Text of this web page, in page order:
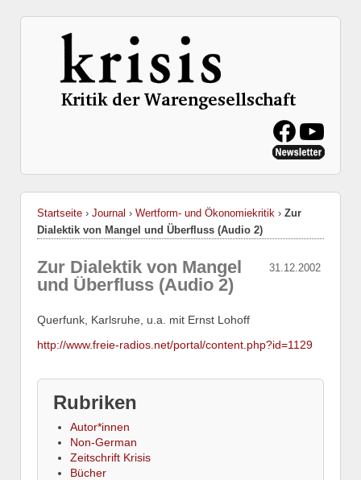
Startseite › Journal › Wertform- und Ökonomiekritik › Zur
Dialektik von Mangel und Überfluss (Audio 2)
31.12.2002
Zur Dialektik von Mangel
und Überfluss (Audio 2)
Querfunk, Karlsruhe, u.a. mit Ernst Lohoff
http://www.freie-radios.net/portal/content.php?id=1129
Rubriken
Autor*innen
Non-German
Zeitschrift Krisis
Bücher